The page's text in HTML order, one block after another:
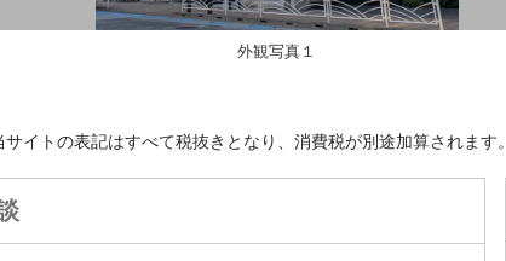
外観写真１
イトの表記はすべて税抜きとなり、消費税が別途加算されます。